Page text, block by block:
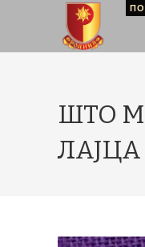
ШТО